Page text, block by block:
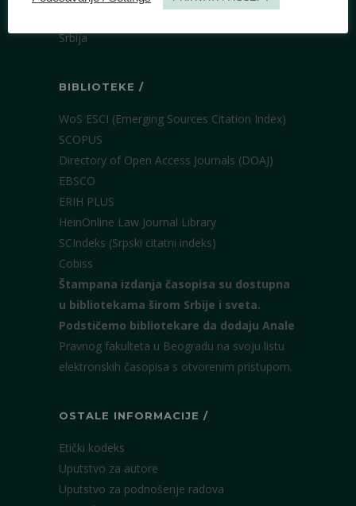
Srbija
BIBLIOTEKE /
WoS ESCI (Emerging Sources Citation Index)
SCOPUS
Directory of Open Access Journals (DOAJ)
EBSCO
ERIH PLUS
HeinOnline Law Journal Library
SCIndeks (Srpski citatni indeks)
Cobiss
Štampana izdanja časopisa su dostupna
u bibliotekama širom Srbije i sveta.
Podstičemo bibliotekare da dodaju Anale
Pravnog fakulteta u Beogradu na svoju listu
elektronskih časopisa s otvorenim pristupom.
OSTALE INFORMACIJE /
Etički kodeks
Uputstvo za autore
Uputstvo za podnošenje radova